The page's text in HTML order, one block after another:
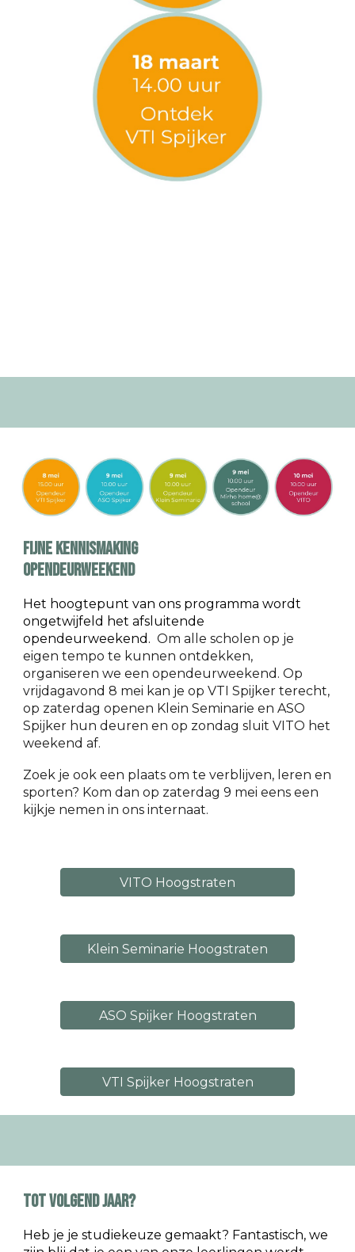
FIJNE KENNISMAKING
opendeurweekend
Het hoogtepunt van ons programma wordt
ongetwijfeld het afsluitende
opendeurweekend .Om alle scholen op je
eigen tempo te kunnen ontdekken,
organiseren we een opendeurweekend. Op
vrijdagavond8 mei kan je op VTI Spijker terecht,
op zaterdag openen Klein Seminarie en ASO
Spijker hun deuren en op zondag sluit VITO het
weekend af.
Zoek je ook een plaats om te verblijven, leren en
sporten? Kom dan op zaterdag9 mei eens een
kijkje nemen in ons internaat.
VITO Hoogstraten
Klein Seminarie Hoogstraten
ASO Spijker Hoogstraten
VTI Spijker Hoogstraten
TOT VOLGEND JAAR?
Heb je je studiekeuze gemaakt? Fantastisch, we